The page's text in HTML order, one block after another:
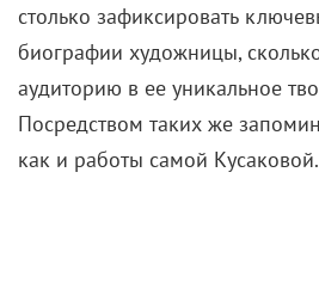
столько зафиксировать
биографии художницы,
аудиторию в ее уникальное
Посредством таких же
как и работы самой Кусаковой.